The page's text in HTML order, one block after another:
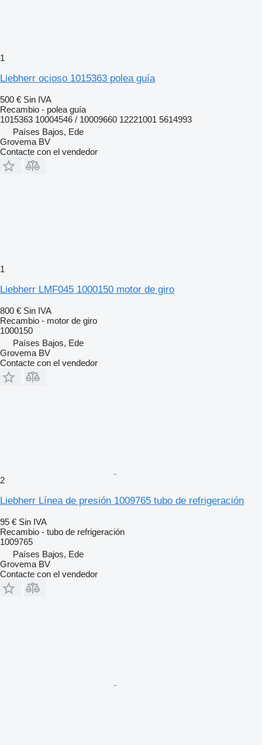
1
Liebherr ocioso 1015363 polea guía
500 € Sin IVA
Recambio - polea guía
1015363 10004546 / 10009660 12221001 5614993
Países Bajos, Ede
Grovema BV
Contacte con el vendedor
1
Liebherr LMF045 1000150 motor de giro
800 € Sin IVA
Recambio - motor de giro
1000150
Países Bajos, Ede
Grovema BV
Contacte con el vendedor
2
Liebherr Línea de presión 1009765 tubo de refrigeración
95 € Sin IVA
Recambio - tubo de refrigeración
1009765
Países Bajos, Ede
Grovema BV
Contacte con el vendedor